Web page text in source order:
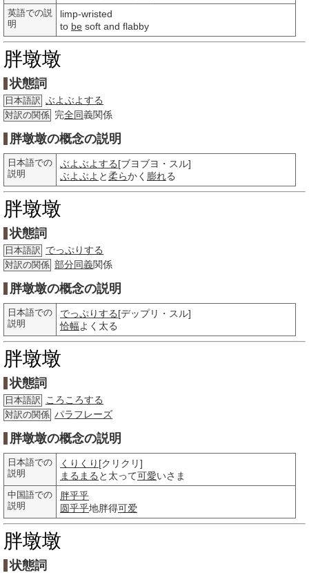
英語での説
明
limp-wristed
to be soft and flabby
胖墩墩
状態詞
日本語訳 ぶよぶよする
対訳の関係 完全同義関係
胖墩墩の概念の説明
日本語での
説明
ぶよぶよする[ブヨブヨ・スル]
ぶよぶよ と柔らかく 膨れる
胖墩墩
状態詞
日本語訳 でっぷりする
対訳の関係 部分同義関係
胖墩墩の概念の説明
日本語での
説明
でっぷりする[デップリ・スル]
恰幅よく太る
胖墩墩
状態詞
日本語訳 ころころする
対訳の関係 パラフレーズ
胖墩墩の概念の説明
日本語での
説明
くりくり [クリクリ]
まるまる と太って可愛いさま
中国語での
説明
胖乎乎
圆乎乎地胖得可爱
胖墩墩
状態詞